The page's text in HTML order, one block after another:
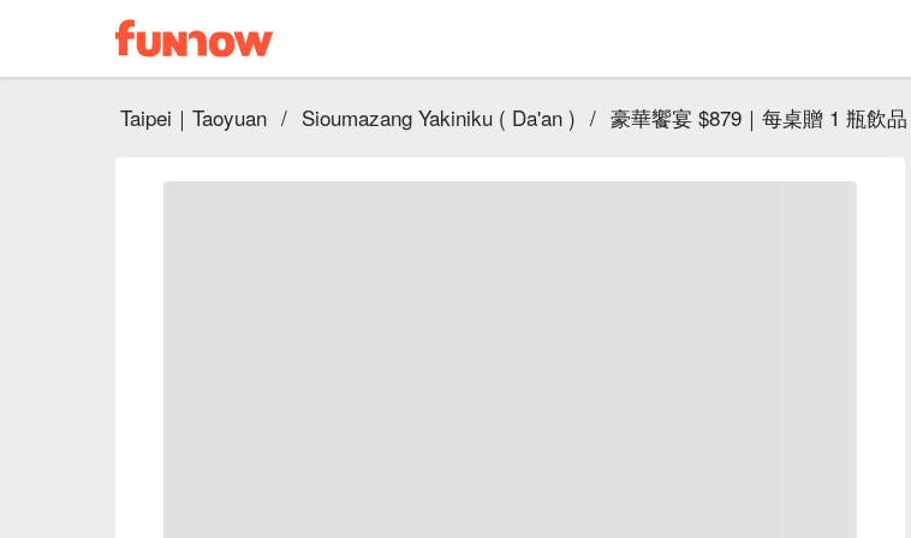
Taipei｜Taoyuan / Sioumazang Yakiniku ( Da'an ) / 豪華饗宴 $879｜每桌贈 1 瓶飲品